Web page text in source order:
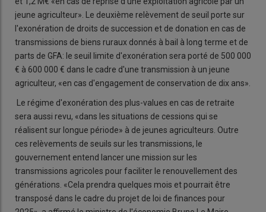
jeune agriculteur». Le deuxième relèvement de seuil porte sur
l'exonération de droits de succession et de donation en cas de
transmissions de biens ruraux donnés à bail à long terme et de
parts de GFA: le seuil limite d'exonération sera porté de 500 000
€ à 600 000 € dans le cadre d'une transmission à un jeune
agriculteur, «en cas d'engagement de conservation de dix ans».
Le régime d'exonération des plus-values en cas de retraite
sera aussi revu, «dans les situations de cessions qui se
réalisent sur longue période» à de jeunes agriculteurs. Outre
ces relèvements de seuils sur les transmissions, le
gouvernement entend lancer une mission sur les
transmissions agricoles pour faciliter le renouvellement des
générations. «Cela prendra quelques mois et pourrait être
transposé dans le cadre du projet de loi de finances pour